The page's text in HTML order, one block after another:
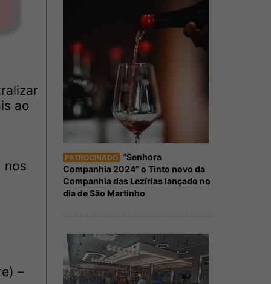
ao
nos
–
PATROCINADO “Senhora
Companhia 2024” o Tinto novo da
Companhia das Lezírias lançado no
dia de São Martinho